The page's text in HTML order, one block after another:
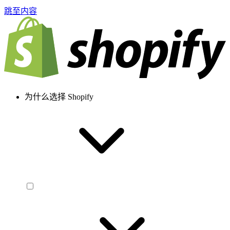
跳至内容
为什么选择 Shopify